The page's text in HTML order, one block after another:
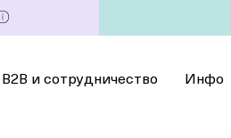
B2B и сотрудничество Инфо